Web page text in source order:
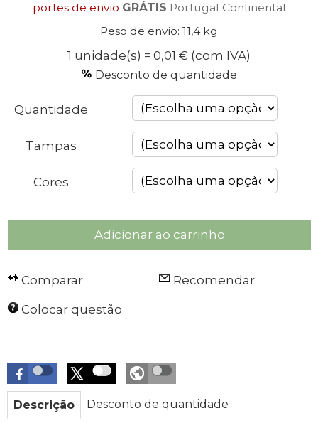
portes de envio GRÁTIS Portugal Continental
Peso de envio: 11,4 kg
1 unidade(s) = 0,01 € (com IVA)
Desconto de quantidade
Quantidade
Tampas
Cores
Adicionar ao carrinho
Comparar Recomendar
Colocar questão
Descrição
Desconto de quantidade